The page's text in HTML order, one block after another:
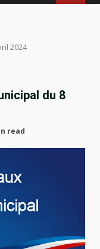
2024
du 8
read